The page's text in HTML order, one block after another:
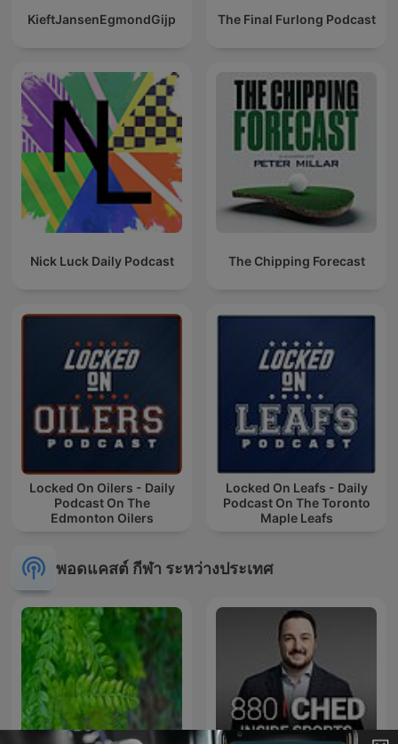
KieftJansenEgmondGijp The Final Furlong Podcast
Nick Luck Daily Podcast The Chipping Forecast
Locked On Oilers - Daily
Podcast On The
Edmonton Oilers
Locked On Leafs - Daily
Podcast On The Toronto
Maple Leafs
พอดแคสต์ กีฬา ระหว่างประเทศ